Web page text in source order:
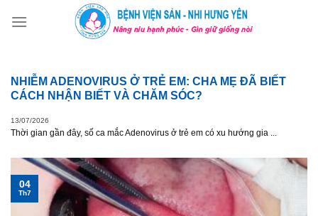
NHIỄM ADENOVIRUS Ở TRẺ EM: CHA MẸ ĐÃ BIẾT
CÁCH NHẬN BIẾT VÀ CHĂM SÓC?
13/07/2026
Thời gian gần đây, số ca mắc Adenovirus ở trẻ em có xu hướng gia ...
04
Th7